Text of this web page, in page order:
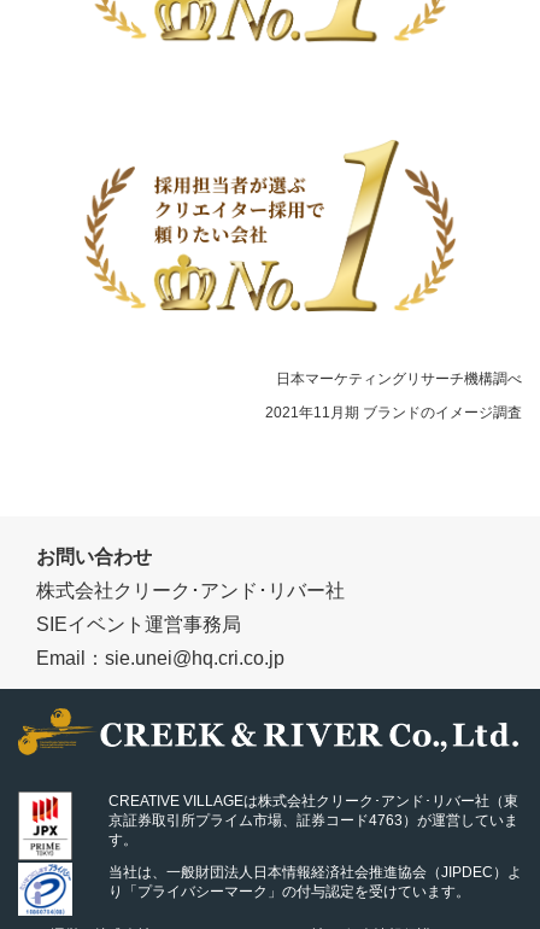
日本マーケティングリサーチ機構調べ
2021年11月期 ブランドのイメージ調査
お問い合わせ
株式会社クリーク･アンド･リバー社
SIEイベント運営事務局
Email：sie.unei@hq.cri.co.jp
CREATIVE VILLAGEは株式会社クリーク･アンド･リバー社（東
京証券取引所プライム市場、証券コード4763）が運営していま
す。
当社は、一般財団法人日本情報経済社会推進協会（JIPDEC）よ
り「プライバシーマーク」の付与認定を受けています。